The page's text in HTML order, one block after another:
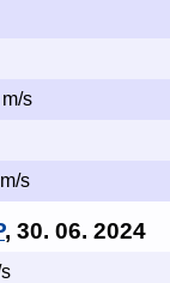
s
s
, 30. 06. 2024